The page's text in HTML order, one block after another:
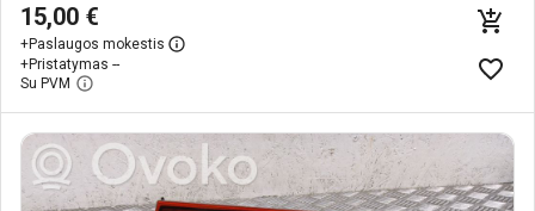
15,00 €
+Paslaugos mokestis
+Pristatymas --
Su PVM